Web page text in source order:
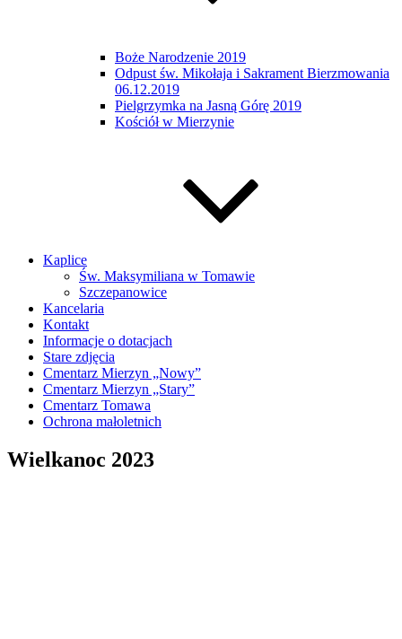
Boże Narodzenie 2019
Odpust św. Mikołaja i Sakrament Bierzmowania
06.12.2019
Pielgrzymka na Jasną Górę 2019
Kościół w Mierzynie
Kaplice
Św. Maksymiliana w Tomawie
Szczepanowice
Kancelaria
Kontakt
Informacje o dotacjach
Stare zdjęcia
Cmentarz Mierzyn „Nowy”
Cmentarz Mierzyn „Stary”
Cmentarz Tomawa
Ochrona małoletnich
Wielkanoc 2023